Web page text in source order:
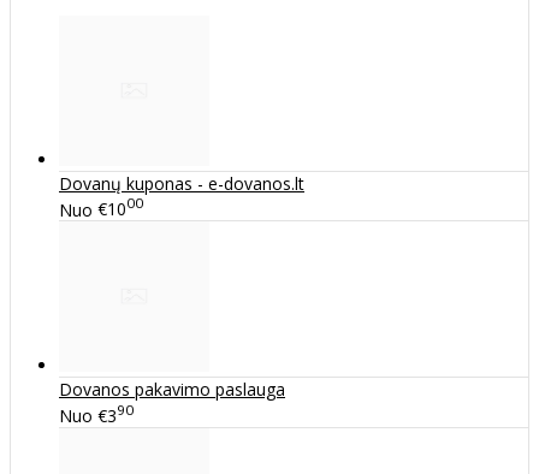
Dovanų kuponas - e-dovanos.lt
Nuo €1000
Dovanos pakavimo paslauga
Nuo €390